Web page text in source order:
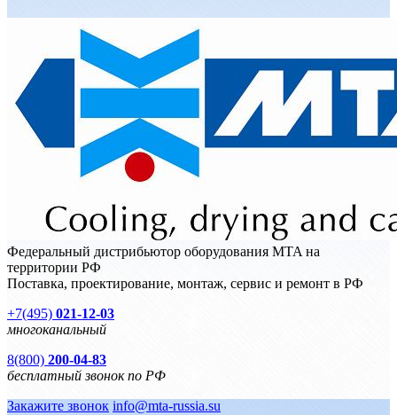
Федеральный дистрибьютор оборудования MTA на
территории РФ
Поставка, проектирование, монтаж, сервис и ремонт в РФ
+7(495) 021-12-03
многоканальный
8(800) 200-04-83
бесплатный звонок по РФ
Закажите звонок info@mta-russia.su